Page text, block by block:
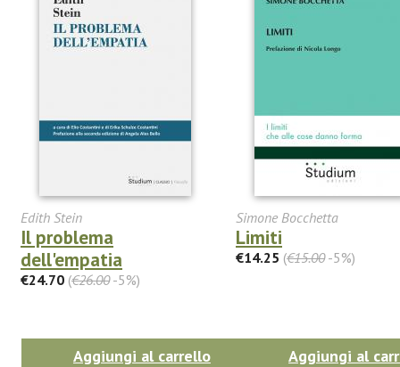
Edith Stein
Il problema
dell'empatia
€24.70 (€26.00-5%)
Aggiungi al carrello
Simone Bocchetta
Limiti
€14.25 (€15.00-5%)
Aggiungi al